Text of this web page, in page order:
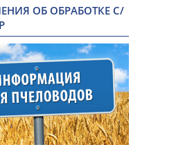
ОБ ОБРАБОТКЕ С/